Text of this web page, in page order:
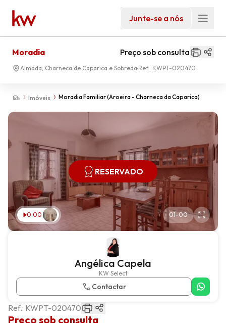
Junte-se a nós
Imóveis Moradia Familiar (Aroeira - Charneca da Caparica)
Moradia Preço sob consulta
Almada, Charneca de Caparica e Sobreda Ref.: KWPT-020470
RESERVADO
0:00 01-00
Angélica Capela
KW Select
Contactar
Preço sob consulta
Ref.: KWPT-020470